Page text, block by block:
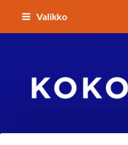
Siirry
sisältöön
Valikko